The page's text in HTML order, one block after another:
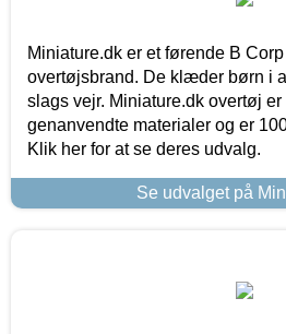
Miniature.dk er et førende B
overtøjsbrand. De klæder børn i
slags vejr. Miniature.dk overtøj
genanvendte materialer og er
Klik her for at se deres udvalg.
Se udvalget på